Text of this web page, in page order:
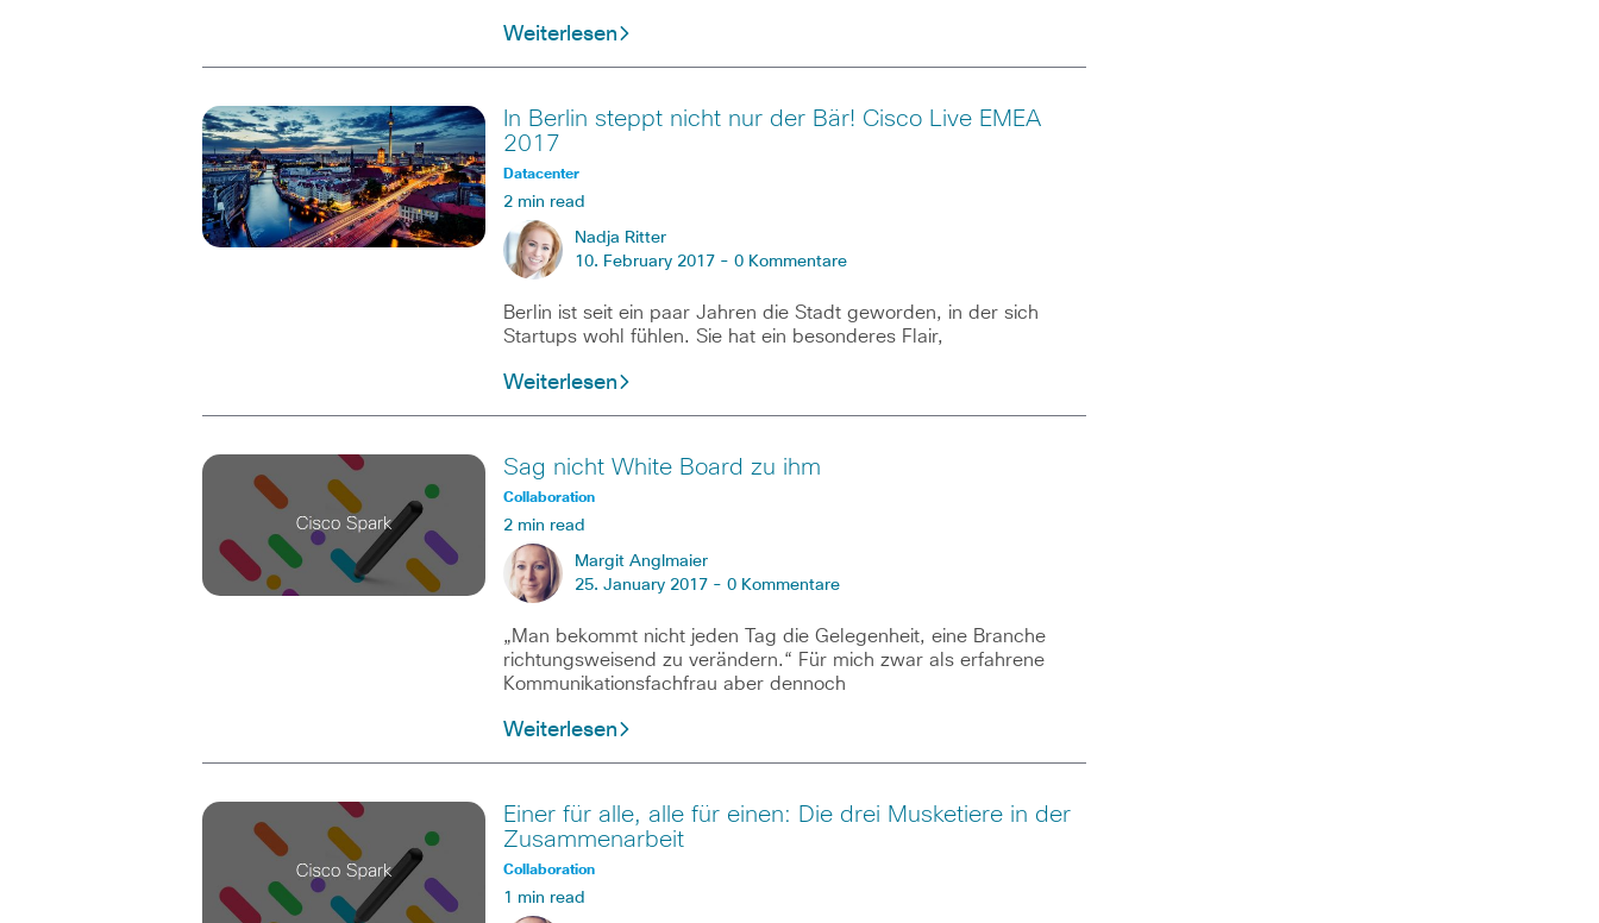
Weiterlesen
In Berlin steppt nicht nur der Bär! Cisco Live EMEA
2017
Datacenter
2 min read
Nadja Ritter
10. February 2017 - 0 Kommentare
Berlin ist seit ein paar Jahren die Stadt geworden, in der sich
Startups wohl fühlen. Sie hat ein besonderes Flair,
Weiterlesen
Sag nicht White Board zu ihm
Collaboration
2 min read
Margit Anglmaier
25. January 2017 - 0 Kommentare
„Man bekommt nicht jeden Tag die Gelegenheit, eine Branche
richtungsweisend zu verändern.“ Für mich zwar als erfahrene
Kommunikationsfachfrau aber dennoch
Weiterlesen
Einer für alle, alle für einen: Die drei Musketiere in der
Zusammenarbeit
Collaboration
1 min read